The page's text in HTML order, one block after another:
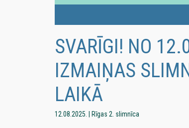
SVARĪGI! NO
IZMAIŅAS
LAIKĀ
12.08.2025. | Rīgas 2. slimnīca